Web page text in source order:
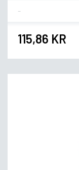
115,86 KR